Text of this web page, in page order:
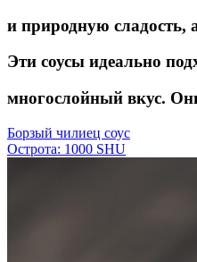
и природную сладость,
Эти соусы идеально
многослойный вкус.
Борзый чилиец соус
Острота: 1000 SHU